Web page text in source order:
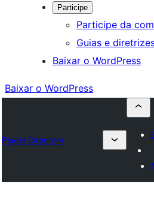
Participe
Participe da
Guias e
Baixar o WordPress
Baixar o WordPress
Plugin Directory